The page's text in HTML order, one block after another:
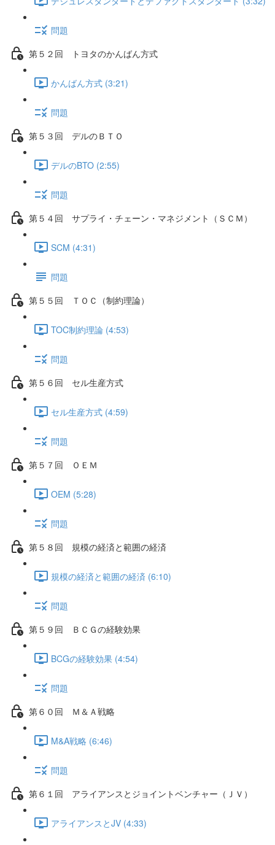
問題
第５２回 トヨタのかんばん方式
かんばん方式 (3:21)
問題
第５３回 デルのＢＴＯ
デルのBTO (2:55)
問題
第５４回 サプライ・チェーン・マネジメント（ＳＣＭ）
SCM (4:31)
問題
第５５回 ＴＯＣ（制約理論）
TOC制約理論 (4:53)
問題
第５６回 セル生産方式
セル生産方式 (4:59)
問題
第５７回 ＯＥＭ
OEM (5:28)
問題
第５８回 規模の経済と範囲の経済
規模の経済と範囲の経済 (6:10)
問題
第５９回 ＢＣＧの経験効果
BCGの経験効果 (4:54)
問題
第６０回 Ｍ＆Ａ戦略
M&A戦略 (6:46)
問題
第６１回 アライアンスとジョイントベンチャー（ＪＶ）
アライアンスとJV (4:33)